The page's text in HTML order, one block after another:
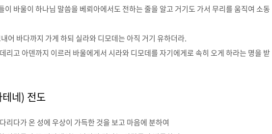
이 바울이 하나님 말씀을 베뢰아에서도 전하는 줄을 알고 거기도 가서 무리를 움직여 소동
어 바다까지 가게 하되 실라와 디모데는 아직 거기 유하더라.
리고 아덴까지 이르러 바울에게서 시라와 디모데를 자기에게로 속히 오게 하라는 명을 받
네) 전도
리다가 온 성에 우상이 가득한 것을 보고 마음에 분하여